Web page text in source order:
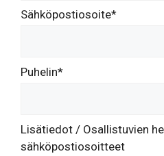
Sähköpostiosoite*
Puhelin*
Lisätiedot / Osallistuvien
sähköpostiosoitteet